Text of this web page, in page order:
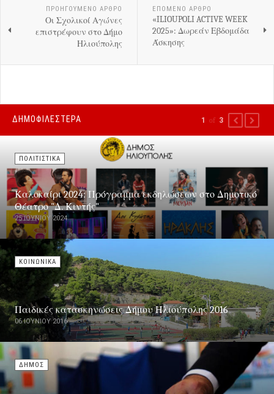
ΠΡΟΗΓΟΎΜΕΝΟ ΑΡΘΡΟ
Οι Σχολικοί Αγώνες
επιστρέφουν στο Δήμο
Ηλιούπολης
ΕΠΟΜΕΝΟ ΑΡΘΡΟ
«ILIOUPOLI ACTIVE WEEK
2025»: Δωρεάν Εβδομάδα
Άσκησης
ΔΗΜΟΦΙΛΕΣΤΕΡΑ
ΠΟΛΙΤΙΣΤΙΚΑ
Καλοκαίρι 2024: Πρόγραμμα εκδηλώσεων στο Δημοτικό
Θέατρο "Δ. Κιντής"
25 ΙΟΥΝΊΟΥ 2024
ΚΟΙΝΩΝΙΚΑ
Παιδικές κατασκηνώσεις Δήμου Ηλιούπολης 2016
06 ΙΟΥΝΊΟΥ 2016
ΔΗΜΟΣ
1 of 3 PREVIOUS
NEXT